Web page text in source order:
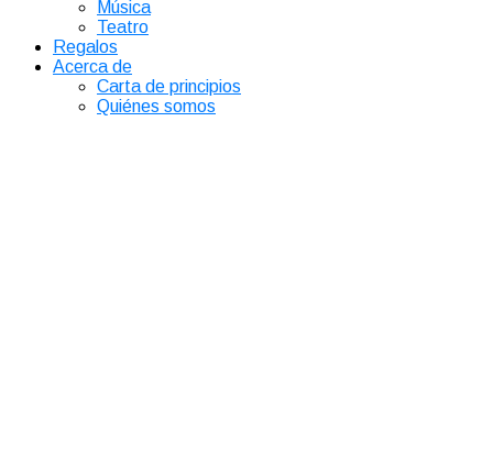
Música
Teatro
Regalos
Acerca de
Carta de principios
Quiénes somos